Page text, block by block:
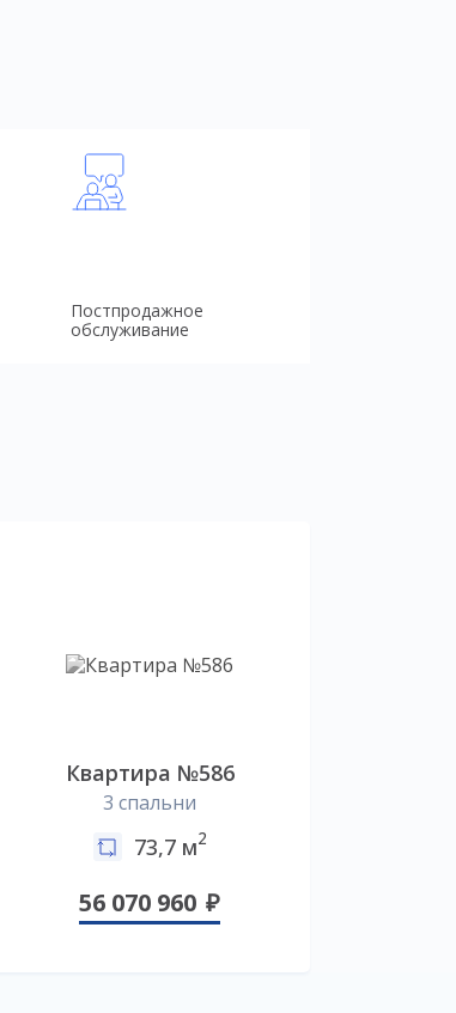
Постпродажное
обслуживание
Квартира №586
3 спальни
73,7 м2
56 070 960